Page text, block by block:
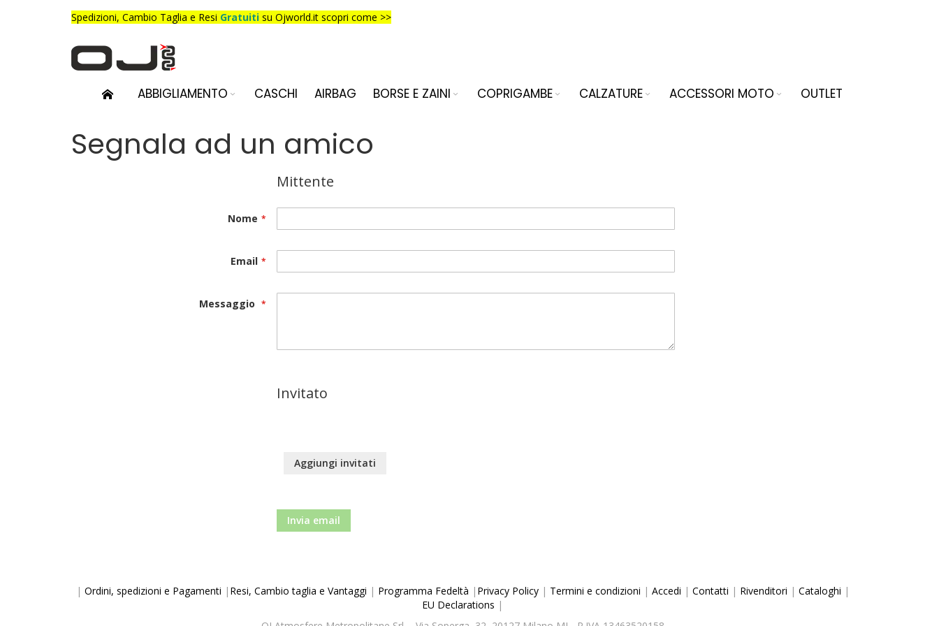
Salta
al
contenuto
Spedizioni, Cambio Taglia e Resi Gratuiti su Ojworld.it scopri come >>
ABBIGLIAMENTO CASCHI AIRBAG BORSE E ZAINI COPRIGAMBE CALZATURE ACCESSORI MOTO OUTLET
Segnala ad un amico
Mittente
Nome
Email
Messaggio
Invitato
Aggiungi invitati
Invia email
| Ordini, spedizioni e Pagamenti | Resi, Cambio taglia e Vantaggi | Programma Fedeltà | Privacy Policy| Termini e condizioni | Accedi | Contatti | Rivenditori | Cataloghi |
EU Declarations |